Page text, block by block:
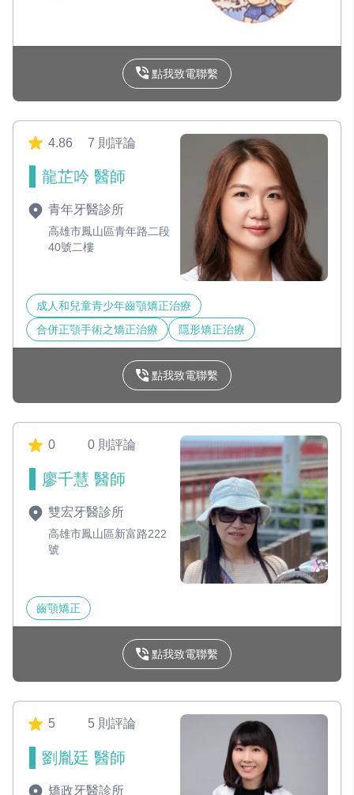
點我致電聯繫
4.86 7 則評論
龍芷吟 醫師
青年牙醫診所
高雄市鳳山區青年路二段
40號二樓
成人和兒童青少年齒顎矯正治療
合併正顎手術之矯正治療
隱形矯正治療
點我致電聯繫
0 0 則評論
廖千慧 醫師
雙宏牙醫診所
高雄市鳳山區新富路222
號
齒顎矯正
點我致電聯繫
5 5 則評論
劉胤廷 醫師
矯政牙醫診所